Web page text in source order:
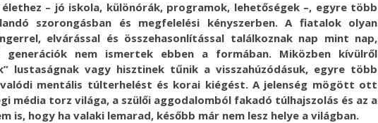
élethez – jó iskola, különórák, programok, lehetőségek –, egyre több
szorongásban és megfelelési kényszerben. A fiatalok olyan
elvárással és összehasonlítással találkoznak nap mint nap,
nem ismertek ebben a formában. Miközben kívülről
lustaságnak vagy hisztinek tűnik a visszahúzódásuk, egyre több
mentális túlterhelést és korai kiégést. A jelenség mögött ott
média torz világa, a szülői aggodalomból fakadó túlhajszolás és az a
is, hogy ha valaki lemarad, később már nem lesz helye a világban.